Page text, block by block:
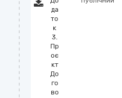
да
то
к
3.
Пр
оє
кт
До
го
во